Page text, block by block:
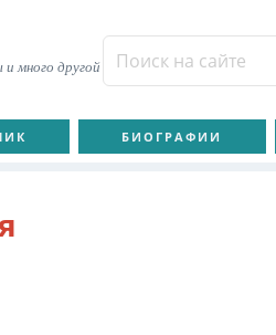
много другой
БИОГРАФИИ